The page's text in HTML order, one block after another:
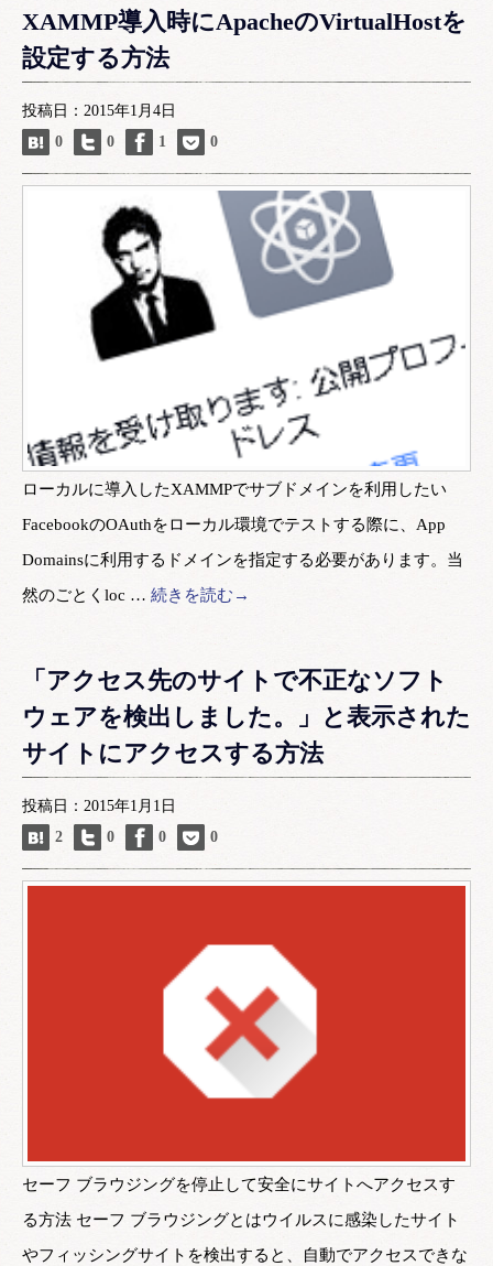
XAMMP導入時にApacheのVirtualHostを
設定する方法
投稿日：2015年1月4日
0
0 1 0
ローカルに導入したXAMMPでサブドメインを利用したい
FacebookのOAuthをローカル環境でテストする際に、App
Domainsに利用するドメインを指定する必要があります。当
然のごとくloc … 続きを読む→
「アクセス先のサイトで不正なソフト
ウェアを検出しました。」と表示された
サイトにアクセスする方法
投稿日：2015年1月1日
2
0 0 0
セーフ ブラウジングを停止して安全にサイトへアクセスす
る方法 セーフ ブラウジングとはウイルスに感染したサイト
やフィッシングサイトを検出すると、自動でアクセスできな